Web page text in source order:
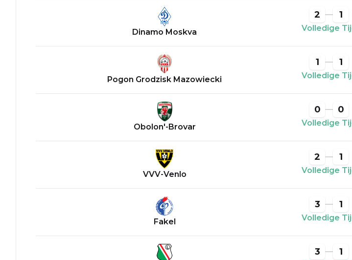
Dinamo Moskva
2 1
Volledige
Pogon Grodzisk Mazowiecki
1 1
Volledige
Obolon'-Brovar
0 0
Volledige
VVV-Venlo
2 1
Volledige
Fakel
3 1
Volledige
3 1